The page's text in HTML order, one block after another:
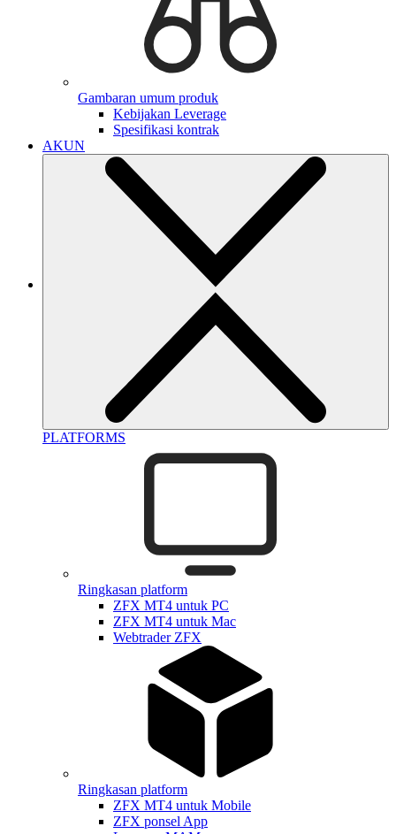
Gambaran umum produk
Kebijakan Leverage
Spesifikasi kontrak
AKUN
PLATFORMS
Ringkasan platform
ZFX MT4 untuk PC
ZFX MT4 untuk Mac
Webtrader ZFX
Ringkasan platform
ZFX MT4 untuk Mobile
ZFX ponsel App